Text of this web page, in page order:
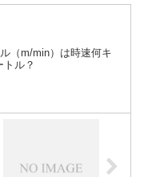
（m/min）は時速何キ
トル？